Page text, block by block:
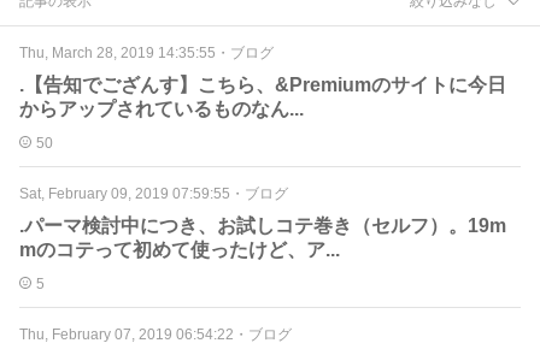
Thu, March 28, 2019 14:35:55 ・ ブログ
.【告知でござんす】こちら、&Premiumのサイトに今日
からアップされているものなん...
50
Sat, February 09, 2019 07:59:55 ・ ブログ
.パーマ検討中につき、お試しコテ巻き（セルフ）。19m
mのコテって初めて使ったけど、ア...
5
Thu, February 07, 2019 06:54:22 ・ ブログ